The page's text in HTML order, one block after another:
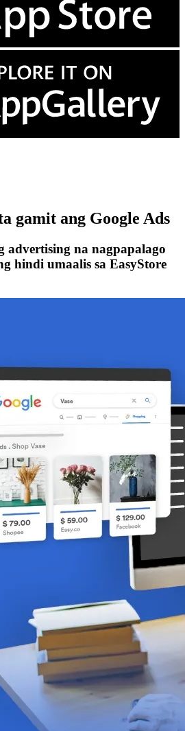
gamit ang Google Ads
advertising na nagpapalago
hindi umaalis sa EasyStore